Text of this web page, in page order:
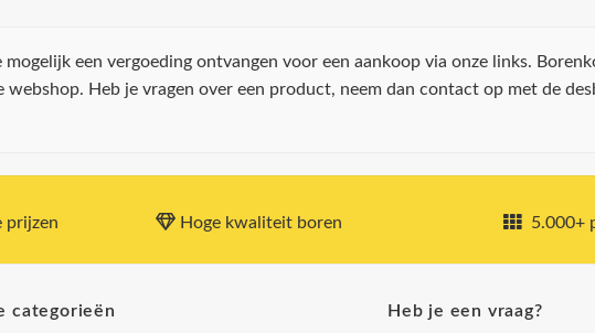
een vergoeding ontvangen voor een aankoop via onze links.
Heb je vragen over een product, neem dan contact op met de
prijzen Hoge kwaliteit boren 5.000+
categorieën Heb je een vraag?